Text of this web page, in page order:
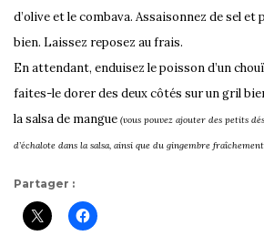
d’olive et le combava. Assaisonnez de sel et
bien. Laissez reposez au frais.
En attendant, enduisez le poisson d’un
faites-le dorer des deux côtés sur un gril
la salsa de mangue (vous pouvez ajouter des petits
d’échalote dans la salsa, ainsi que du gingembre
Partager :